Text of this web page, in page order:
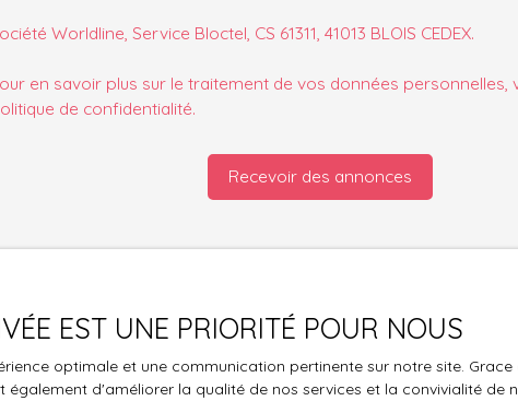
Worldline, Service Bloctel, CS 61311, 41013 BLOIS CEDEX.
en savoir plus sur le traitement de vos données personnelles,
de confidentialité.
Recevoir des annonces
Je suis propriétaire
Estimez votre bien
EST UNE PRIORITÉ POUR NOUS
optimale et une communication pertinente sur notre site.
d'améliorer la qualité de nos services et la convivialité de